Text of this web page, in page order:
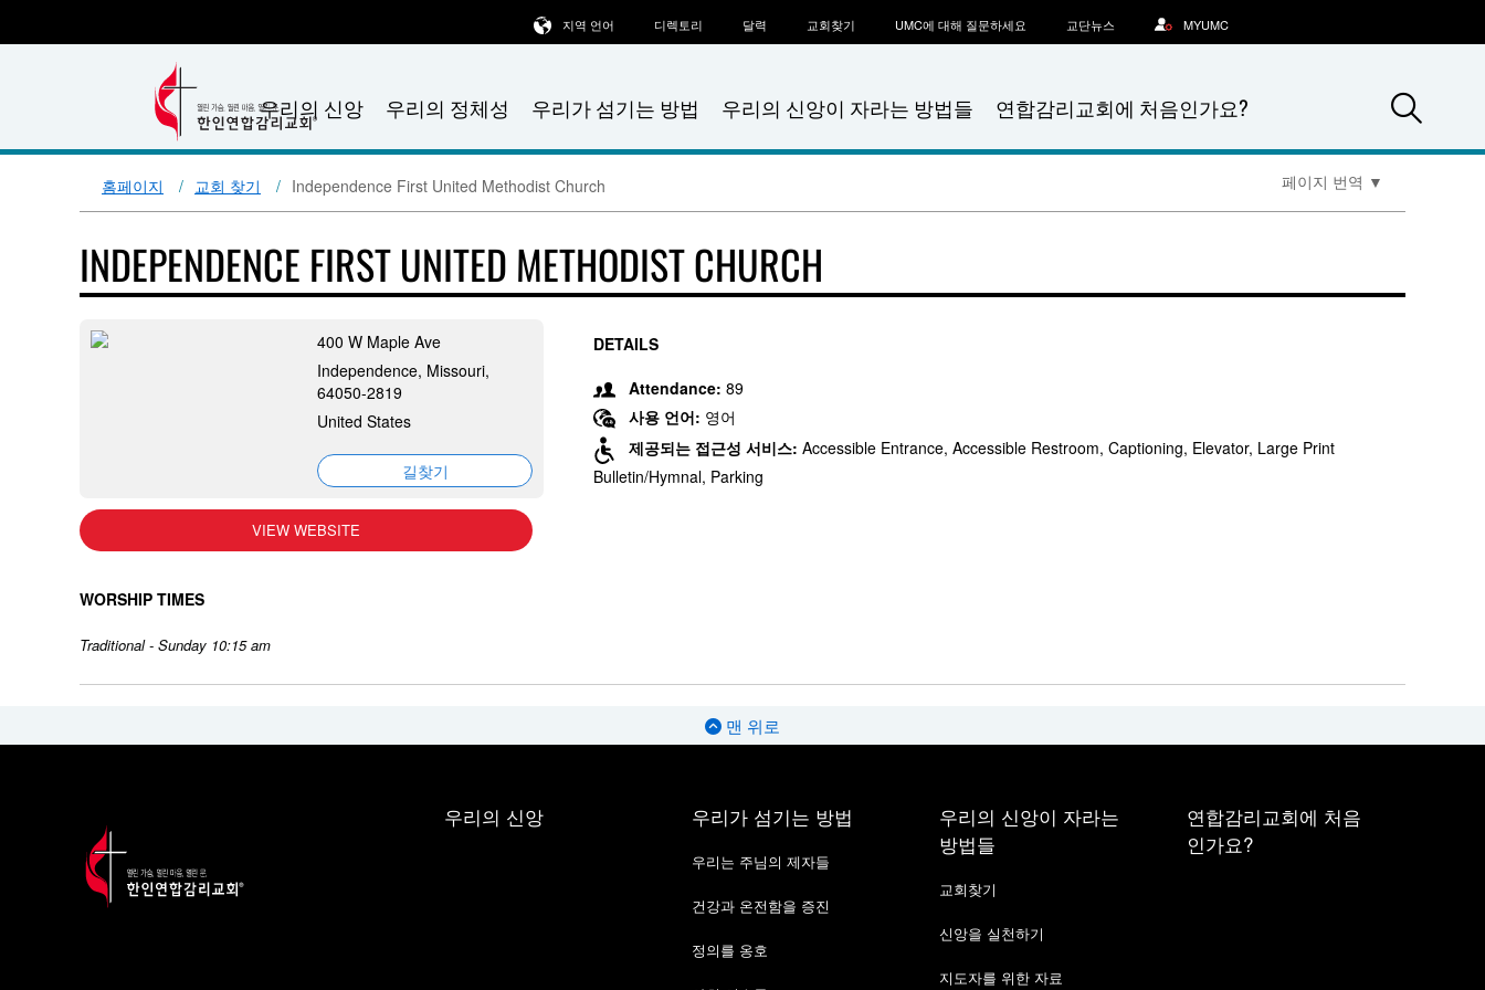
우리의 신앙 우리의 정체성 우리가 섬기는 방법 우리의 신앙이 자라는 방법들 연합감리교회에 처음인가요?
지역 언어 디렉토리 달력 교회찾기 UMC에 대해 질문하세요 교단뉴스 MYUMC
홈페이지 교회 찾기 Independence First United Methodist Church 페이지 번역 ▼
INDEPENDENCE FIRST UNITED METHODIST CHURCH
400 W Maple Ave
Independence, Missouri,
64050-2819
United States
길찾기
VIEW WEBSITE
WORSHIP TIMES
Traditional - Sunday 10:15 am
DETAILS
Attendance: 89
사용 언어: 영어
제공되는 접근성 서비스: Accessible Entrance, Accessible Restroom, Captioning, Elevator, Large Print
Bulletin/Hymnal, Parking
맨 위로
우리의 신앙 우리가 섬기는 방법
우리는 주님의 제자들
건강과 온전함을 증진
정의를 옹호
우리의 신앙이 자라는
방법들
교회찾기
신앙을 실천하기
지도자를 위한 자료
연합감리교회에 처음
인가요?